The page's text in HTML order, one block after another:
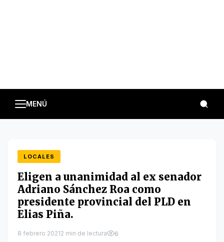
MENÚ
LOCALES
Eligen a unanimidad al ex senador
Adriano Sánchez Roa como
presidente provincial del PLD en
Elias Piña.
8 febrero 20212 min de lectura 6